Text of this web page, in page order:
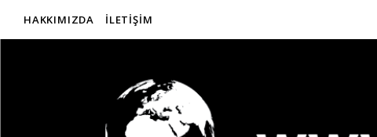
HAKKIMIZDA İLETIŞIM